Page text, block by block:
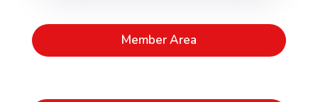
Member Area